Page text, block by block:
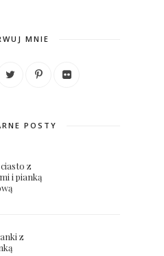
MNIE
POSTY
z
i pianką
z